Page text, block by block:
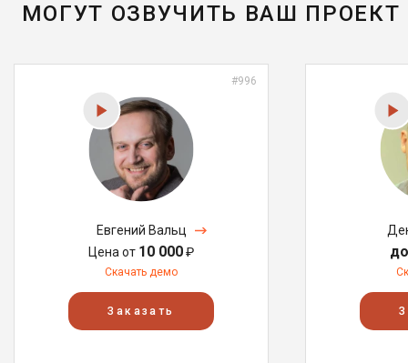
МОГУТ ОЗВУЧИТЬ ВАШ ПРОЕКТ
#996
Евгений Вальц
Цена от 10 000₽
Скачать демо
Заказать